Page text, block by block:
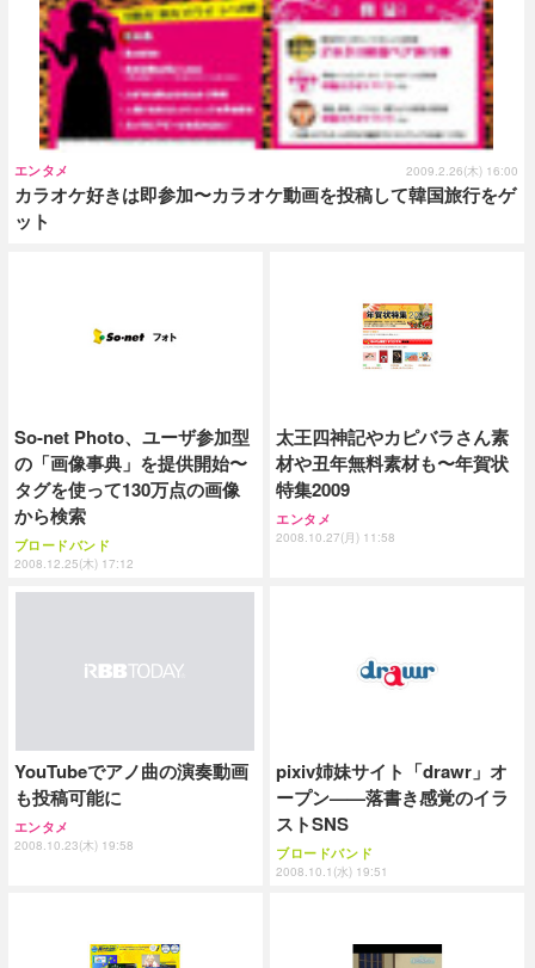
カラオケ好きは即参加〜カラオケ動画を投稿して韓国旅行をゲ
ット
エンタメ 2009.2.26(木) 16:00
So-net Photo、ユーザ参加型
の「画像事典」を提供開始〜
タグを使って130万点の画像
から検索
ブロードバンド
2008.12.25(木) 17:12
太王四神記やカピバラさん素
材や丑年無料素材も〜年賀状
特集2009
エンタメ
2008.10.27(月) 11:58
YouTubeでアノ曲の演奏動画
も投稿可能に
エンタメ
2008.10.23(木) 19:58
pixiv姉妹サイト「drawr」オ
ープン——落書き感覚のイラ
ストSNS
ブロードバンド
2008.10.1(水) 19:51